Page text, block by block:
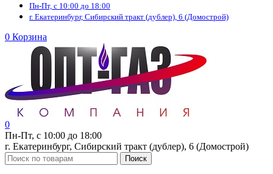
Пн-Пт, с 10:00 до 18:00
г. Екатеринбург, Сибирский тракт (дублер), 6 (Домострой)
0 Корзина
0
Пн-Пт, с 10:00 до 18:00
г. Екатеринбург, Сибирский тракт (дублер), 6 (Домострой)
Поиск